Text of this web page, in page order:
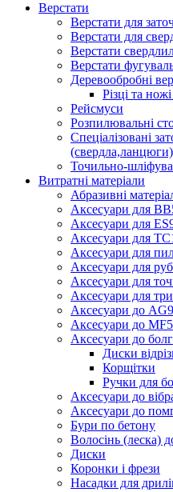
Верстати
Верстати для
Верстати для
Верстати
Верстати
Деревообробні
Різці та
Рейсмуси
Розпилювальні
Спеціалізовані
(свердла,ланцюги)
Точильно-
Витратні матеріали
Абразивні
Аксесуари для
Аксесуари для
Аксесуари для
Аксесуари для
Аксесуари для
Аксесуари для
Аксесуари для
Аксесуари до
Аксесуари до
Аксесуари до
Диски
Корщітки
Ручки для
Аксесуари до
Аксесуари до
Бури по бетону
Волосінь (леска)
Диски
Коронки і фрези
Насадки для